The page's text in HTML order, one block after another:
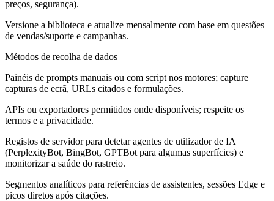
preços, segurança).
Versione a biblioteca e atualize mensalmente com base em questões
de vendas/suporte e campanhas.
Métodos de recolha de dados
Painéis de prompts manuais ou com script nos motores; capture
capturas de ecrã, URLs citados e formulações.
APIs ou exportadores permitidos onde disponíveis; respeite os
termos e a privacidade.
Registos de servidor para detetar agentes de utilizador de IA
(PerplexityBot, BingBot, GPTBot para algumas superfícies) e
monitorizar a saúde do rastreio.
Segmentos analíticos para referências de assistentes, sessões Edge e
picos diretos após citações.